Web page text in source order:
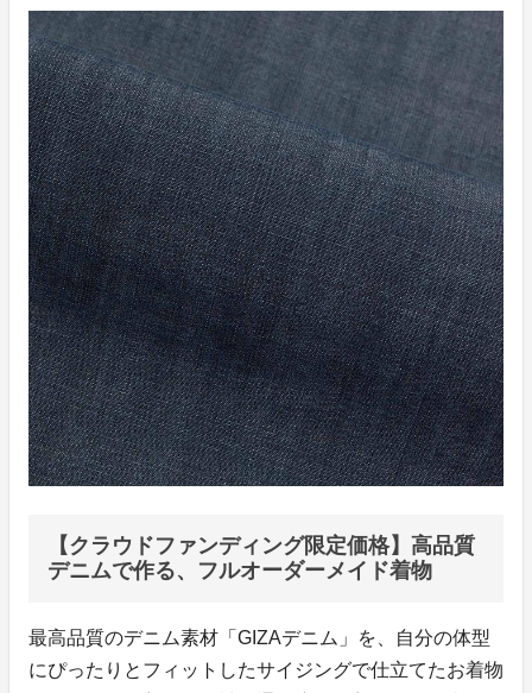
【クラウドファンディング限定価格】高品質
デニムで作る、フルオーダーメイド着物
最高品質のデニム素材「GIZAデニム」を、自分の体型
にぴったりとフィットしたサイジングで仕立てたお着物